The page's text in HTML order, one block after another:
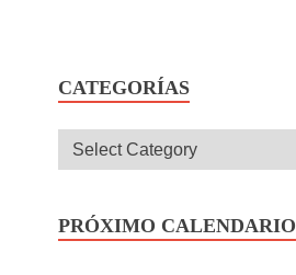
CATEGORÍAS
PRÓXIMO CALENDARIO